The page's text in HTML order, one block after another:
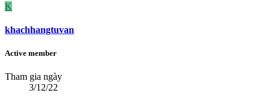
K
khachhangtuvan
Active member
Tham gia ngày
3/12/22